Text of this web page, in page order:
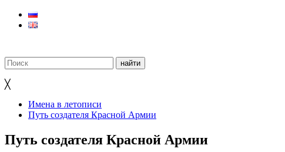
╳
Имена в летописи
Путь создателя Красной Армии
Путь создателя Красной Армии